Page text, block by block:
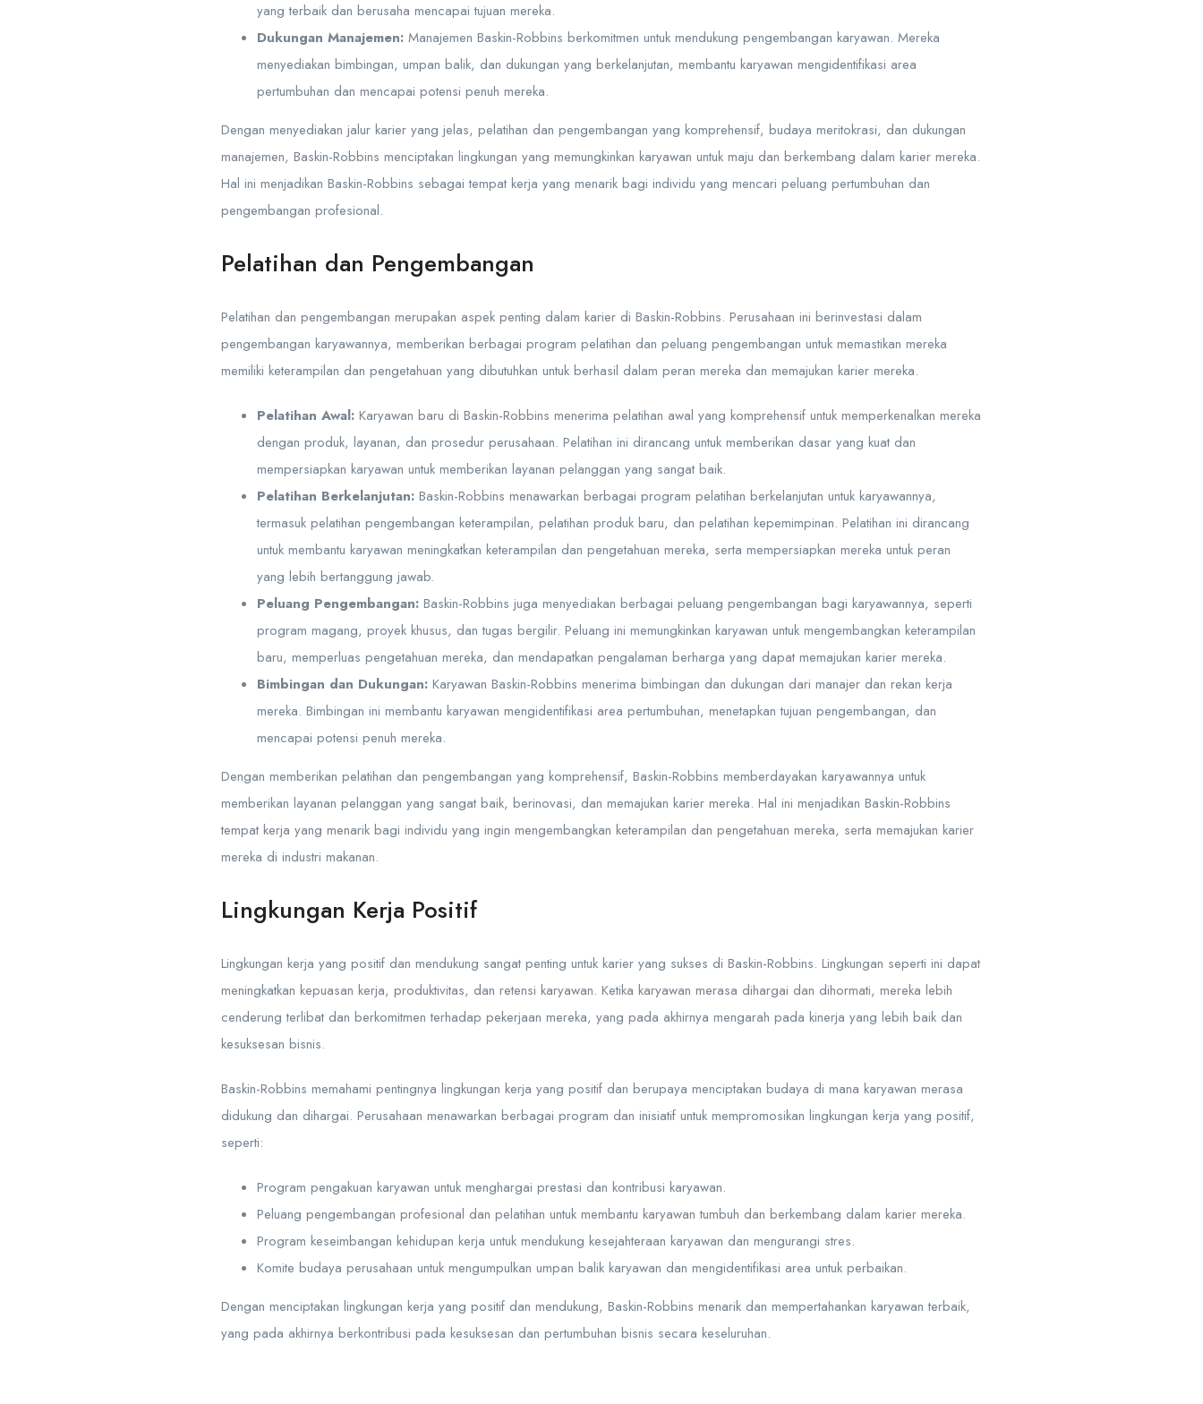
yang terbaik dan berusaha mencapai tujuan mereka.
Dukungan Manajemen: Manajemen Baskin-Robbins berkomitmen untuk mendukung pengembangan karyawan. Mereka
menyediakan bimbingan, umpan balik, dan dukungan yang berkelanjutan, membantu karyawan mengidentifikasi area
pertumbuhan dan mencapai potensi penuh mereka.
Dengan menyediakan jalur karier yang jelas, pelatihan dan pengembangan yang komprehensif, budaya meritokrasi, dan dukungan
manajemen, Baskin-Robbins menciptakan lingkungan yang memungkinkan karyawan untuk maju dan berkembang dalam karier mereka.
Hal ini menjadikan Baskin-Robbins sebagai tempat kerja yang menarik bagi individu yang mencari peluang pertumbuhan dan
pengembangan profesional.
Pelatihan dan Pengembangan
Pelatihan dan pengembangan merupakan aspek penting dalam karier di Baskin-Robbins. Perusahaan ini berinvestasi dalam
pengembangan karyawannya, memberikan berbagai program pelatihan dan peluang pengembangan untuk memastikan mereka
memiliki keterampilan dan pengetahuan yang dibutuhkan untuk berhasil dalam peran mereka dan memajukan karier mereka.
Pelatihan Awal: Karyawan baru di Baskin-Robbins menerima pelatihan awal yang komprehensif untuk memperkenalkan mereka
dengan produk, layanan, dan prosedur perusahaan. Pelatihan ini dirancang untuk memberikan dasar yang kuat dan
mempersiapkan karyawan untuk memberikan layanan pelanggan yang sangat baik.
Pelatihan Berkelanjutan: Baskin-Robbins menawarkan berbagai program pelatihan berkelanjutan untuk karyawannya,
termasuk pelatihan pengembangan keterampilan, pelatihan produk baru, dan pelatihan kepemimpinan. Pelatihan ini dirancang
untuk membantu karyawan meningkatkan keterampilan dan pengetahuan mereka, serta mempersiapkan mereka untuk peran
yang lebih bertanggung jawab.
Peluang Pengembangan: Baskin-Robbins juga menyediakan berbagai peluang pengembangan bagi karyawannya, seperti
program magang, proyek khusus, dan tugas bergilir. Peluang ini memungkinkan karyawan untuk mengembangkan keterampilan
baru, memperluas pengetahuan mereka, dan mendapatkan pengalaman berharga yang dapat memajukan karier mereka.
Bimbingan dan Dukungan: Karyawan Baskin-Robbins menerima bimbingan dan dukungan dari manajer dan rekan kerja
mereka. Bimbingan ini membantu karyawan mengidentifikasi area pertumbuhan, menetapkan tujuan pengembangan, dan
mencapai potensi penuh mereka.
Dengan memberikan pelatihan dan pengembangan yang komprehensif, Baskin-Robbins memberdayakan karyawannya untuk
memberikan layanan pelanggan yang sangat baik, berinovasi, dan memajukan karier mereka. Hal ini menjadikan Baskin-Robbins
tempat kerja yang menarik bagi individu yang ingin mengembangkan keterampilan dan pengetahuan mereka, serta memajukan karier
mereka di industri makanan.
Lingkungan Kerja Positif
Lingkungan kerja yang positif dan mendukung sangat penting untuk karier yang sukses di Baskin-Robbins. Lingkungan seperti ini dapat
meningkatkan kepuasan kerja, produktivitas, dan retensi karyawan. Ketika karyawan merasa dihargai dan dihormati, mereka lebih
cenderung terlibat dan berkomitmen terhadap pekerjaan mereka, yang pada akhirnya mengarah pada kinerja yang lebih baik dan
kesuksesan bisnis.
Baskin-Robbins memahami pentingnya lingkungan kerja yang positif dan berupaya menciptakan budaya di mana karyawan merasa
didukung dan dihargai. Perusahaan menawarkan berbagai program dan inisiatif untuk mempromosikan lingkungan kerja yang positif,
seperti:
Program pengakuan karyawan untuk menghargai prestasi dan kontribusi karyawan.
Peluang pengembangan profesional dan pelatihan untuk membantu karyawan tumbuh dan berkembang dalam karier mereka.
Program keseimbangan kehidupan kerja untuk mendukung kesejahteraan karyawan dan mengurangi stres.
Komite budaya perusahaan untuk mengumpulkan umpan balik karyawan dan mengidentifikasi area untuk perbaikan.
Dengan menciptakan lingkungan kerja yang positif dan mendukung, Baskin-Robbins menarik dan mempertahankan karyawan terbaik,
yang pada akhirnya berkontribusi pada kesuksesan dan pertumbuhan bisnis secara keseluruhan.